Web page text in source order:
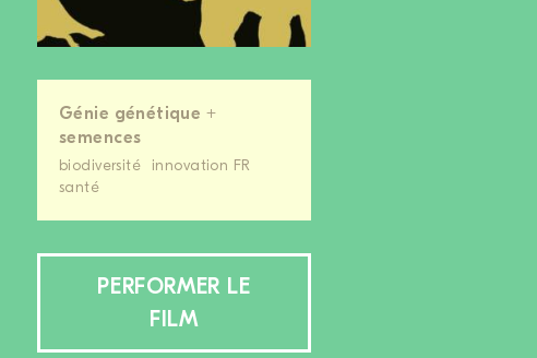
Génie génétique +
semences
biodiversité
innovation FR
santé
PERFORMER LE
FILM